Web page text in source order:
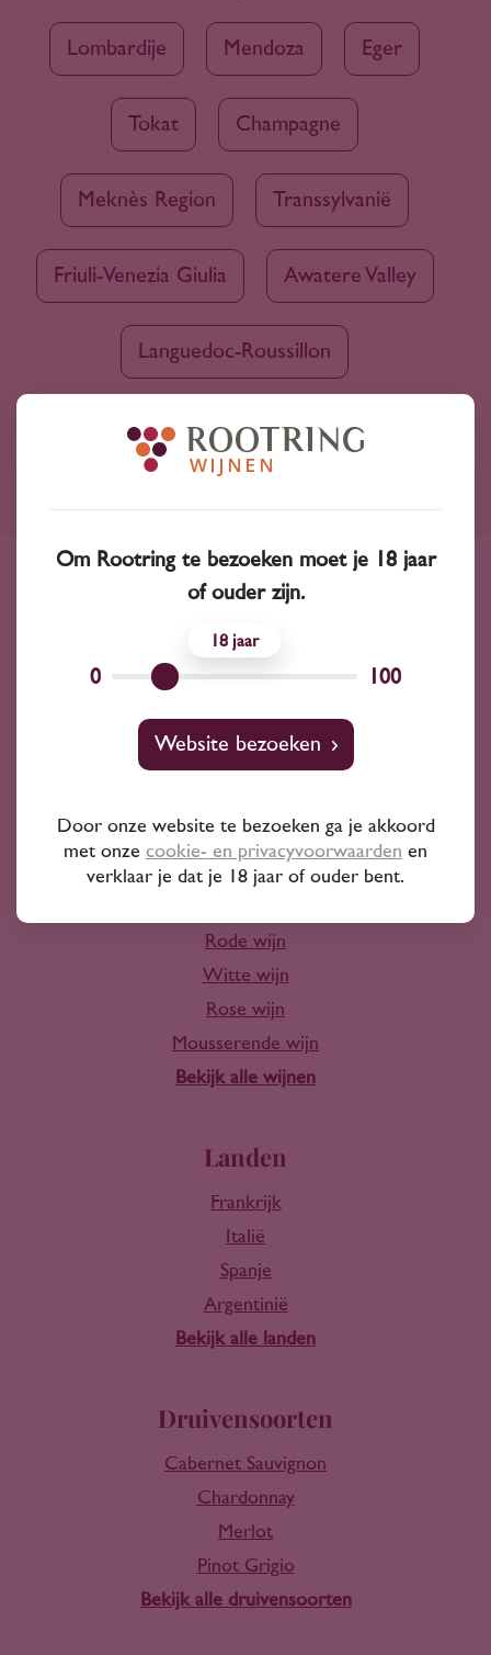
Lombardije Mendoza Eger
Tokat Champagne
Meknès Region Transsylvanië
Friuli-Venezia Giulia Awatere Valley
Languedoc-Roussillon
Advies nodig?
Wij kunnen je altijd adviseren
10+ jaar ervaring
Wijn
Rode wijn
Witte wijn
Rose wijn
Mousserende wijn
Bekijk alle wijnen
Landen
Frankrijk
Italië
Spanje
Argentinië
Bekijk alle landen
Druivensoorten
Cabernet Sauvignon
Chardonnay
Merlot
Pinot Grigio
Bekijk alle druivensoorten
Om Rootring te bezoeken moet je 18 jaar
of ouder zijn.
0
18
100
Website bezoeken
Door onze website te bezoeken ga je akkoord
met onze cookie- en privacyvoorwaarden en
verklaar je dat je 18 jaar of ouder bent.